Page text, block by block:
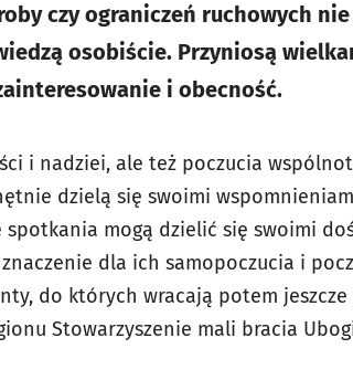
czy ograniczeń ruchowych
osobiście. Przyniosą
i obecność.
i nadziei, ale też poczucia
dzielą się swoimi
mogą dzielić się swoimi
dla ich samopoczucia i
do których wracają potem jeszcze
Stowarzyszenie mali bracia